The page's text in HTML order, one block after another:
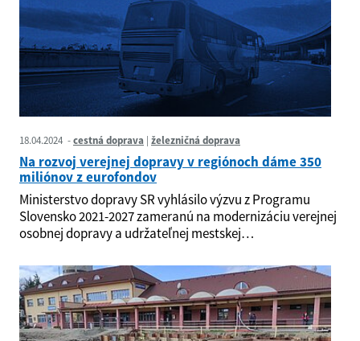
18.04.2024 cestná doprava železničná doprava
Na rozvoj verejnej dopravy v regiónoch dáme 350
miliónov z eurofondov
Ministerstvo dopravy SR vyhlásilo výzvu z Programu
Slovensko 2021-2027 zameranú na modernizáciu verejnej
osobnej dopravy a udržateľnej mestskej…